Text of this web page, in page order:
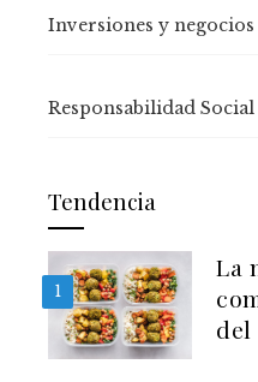
Inversiones y negocios
Responsabilidad Social
Tendencia
1
La
del